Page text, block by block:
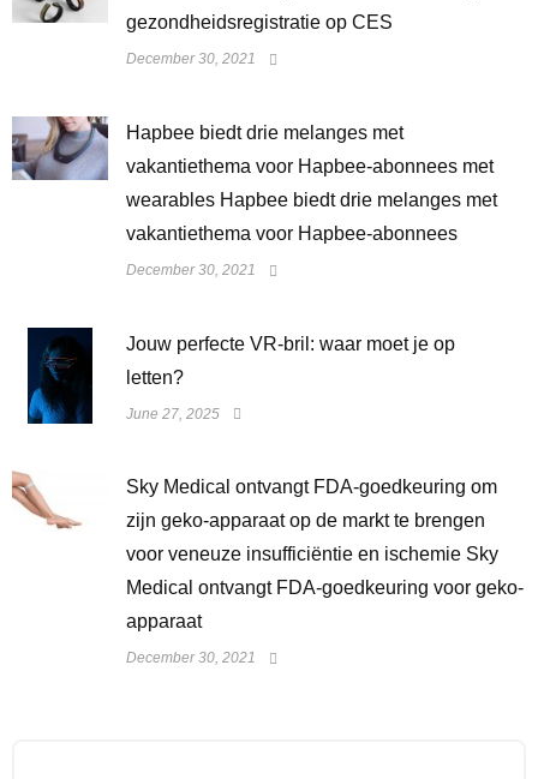
gezondheidsregistratie op CES
December 30, 2021
Hapbee biedt drie melanges met
vakantiethema voor Hapbee-abonnees met
wearables Hapbee biedt drie melanges met
vakantiethema voor Hapbee-abonnees
December 30, 2021
Jouw perfecte VR-bril: waar moet je op
letten?
June 27, 2025
Sky Medical ontvangt FDA-goedkeuring om
zijn geko-apparaat op de markt te brengen
voor veneuze insufficiëntie en ischemie Sky
Medical ontvangt FDA-goedkeuring voor geko-
apparaat
December 30, 2021